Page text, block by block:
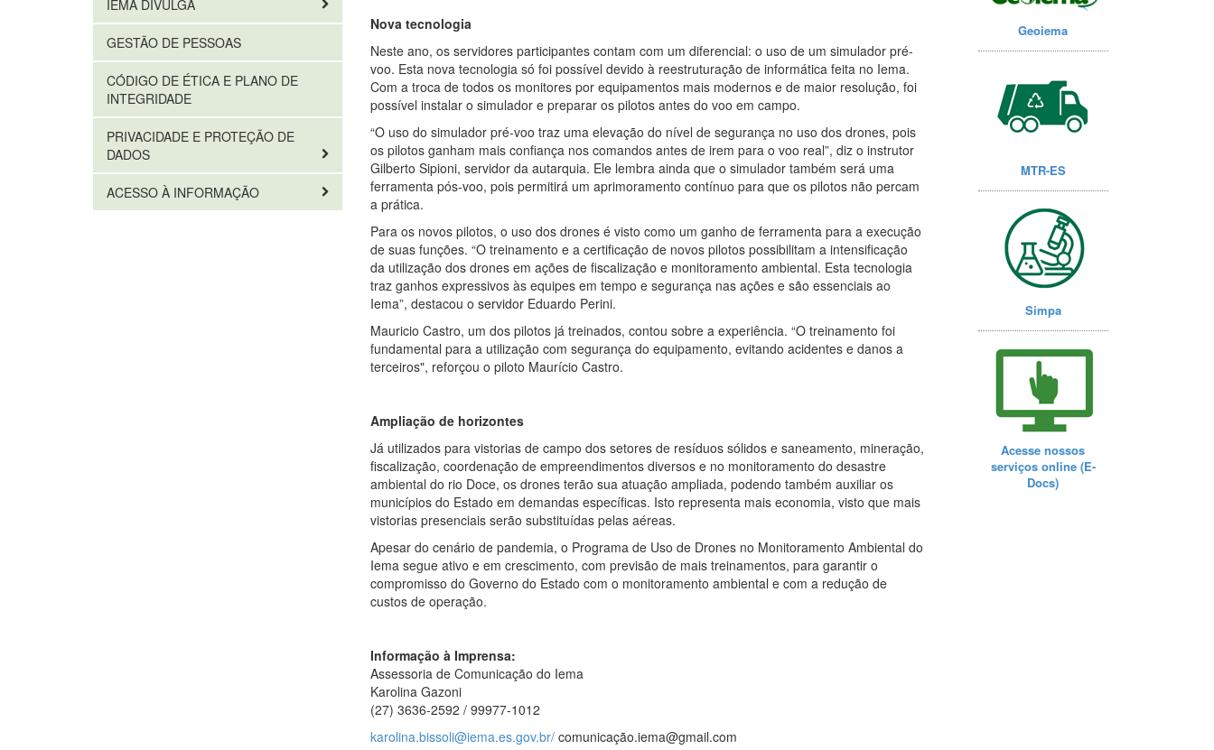
IEMA DIVULGA
GESTÃO DE PESSOAS
CÓDIGO DE ÉTICA E PLANO DE
INTEGRIDADE
PRIVACIDADE E PROTEÇÃO DE
DADOS
ACESSO À INFORMAÇÃO
Nova tecnologia
Neste ano, os servidores participantes contam com um diferencial: o uso de um simulador pré-
voo. Esta nova tecnologia só foi possível devido à reestruturação de informática feita no Iema.
Com a troca de todos os monitores por equipamentos mais modernos e de maior resolução, foi
possível instalar o simulador e preparar os pilotos antes do voo em campo.
“O uso do simulador pré-voo traz uma elevação do nível de segurança no uso dos drones, pois
os pilotos ganham mais confiança nos comandos antes de irem para o voo real”, diz o instrutor
Gilberto Sipioni, servidor da autarquia. Ele lembra ainda que o simulador também será uma
ferramenta pós-voo, pois permitirá um aprimoramento contínuo para que os pilotos não percam
a prática.
Para os novos pilotos, o uso dos drones é visto como um ganho de ferramenta para a execução
de suas funções. “O treinamento e a certificação de novos pilotos possibilitam a intensificação
da utilização dos drones em ações de fiscalização e monitoramento ambiental. Esta tecnologia
traz ganhos expressivos às equipes em tempo e segurança nas ações e são essenciais ao
Iema”, destacou o servidor Eduardo Perini.
Mauricio Castro, um dos pilotos já treinados, contou sobre a experiência. “O treinamento foi
fundamental para a utilização com segurança do equipamento, evitando acidentes e danos a
terceiros", reforçou o piloto Maurício Castro.
Ampliação de horizontes
Já utilizados para vistorias de campo dos setores de resíduos sólidos e saneamento, mineração,
fiscalização, coordenação de empreendimentos diversos e no monitoramento do desastre
ambiental do rio Doce, os drones terão sua atuação ampliada, podendo também auxiliar os
municípios do Estado em demandas específicas. Isto representa mais economia, visto que mais
vistorias presenciais serão substituídas pelas aéreas.
Apesar do cenário de pandemia, o Programa de Uso de Drones no Monitoramento Ambiental do
Iema segue ativo e em crescimento, com previsão de mais treinamentos, para garantir o
compromisso do Governo do Estado com o monitoramento ambiental e com a redução de
custos de operação.
Informação à Imprensa:
Assessoria de Comunicação do Iema
Karolina Gazoni
(27) 3636-2592 / 99977-1012
karolina.bissoli@iema.es.gov.br/comunicação.iema@gmail.com
Geoiema
MTR-ES
Simpa
Acesse nossos
serviços online (E-
Docs)